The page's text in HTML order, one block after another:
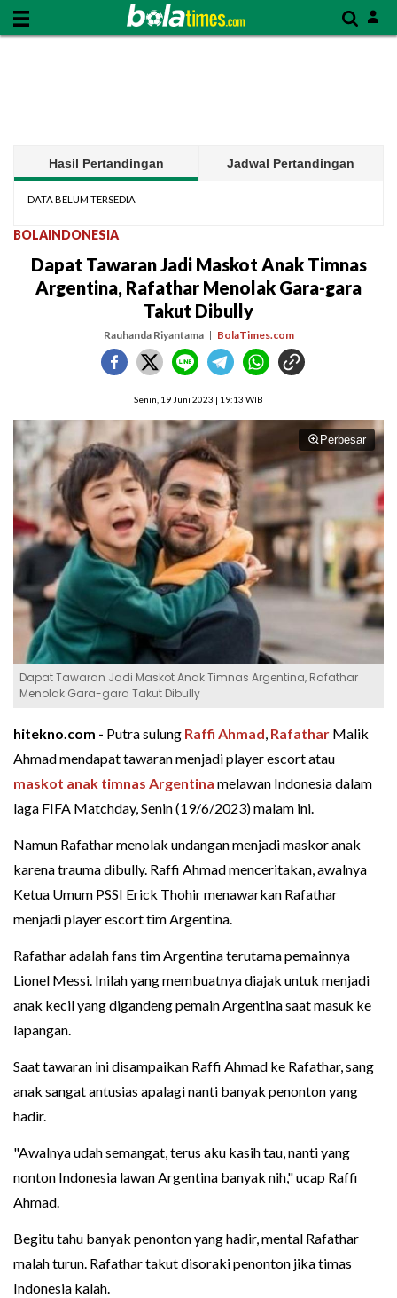
Hasil Pertandingan Jadwal Pertandingan
DATA BELUM TERSEDIA
BOLAINDONESIA
Dapat Tawaran Jadi Maskot Anak Timnas
Argentina, Rafathar Menolak Gara-gara
Takut Dibully
Rauhanda Riyantama BolaTimes.com
Senin, 19 Juni 2023 | 19:13 WIB
Perbesar
Dapat Tawaran Jadi Maskot Anak Timnas Argentina, Rafathar
Menolak Gara-gara Takut Dibully
hitekno.com - Putra sulung Raffi Ahmad, Rafathar Malik
Ahmad mendapat tawaran menjadi player escort atau
maskot anak timnas Argentina melawan Indonesia dalam
laga FIFA Matchday, Senin (19/6/2023) malam ini.
Namun Rafathar menolak undangan menjadi maskor anak
karena trauma dibully. Raffi Ahmad menceritakan, awalnya
Ketua Umum PSSI Erick Thohir menawarkan Rafathar
menjadi player escort tim Argentina.
Rafathar adalah fans tim Argentina terutama pemainnya
Lionel Messi. Inilah yang membuatnya diajak untuk menjadi
anak kecil yang digandeng pemain Argentina saat masuk ke
lapangan.
Saat tawaran ini disampaikan Raffi Ahmad ke Rafathar, sang
anak sangat antusias apalagi nanti banyak penonton yang
hadir.
"Awalnya udah semangat, terus aku kasih tau, nanti yang
nonton Indonesia lawan Argentina banyak nih," ucap Raffi
Ahmad.
Begitu tahu banyak penonton yang hadir, mental Rafathar
malah turun. Rafathar takut disoraki penonton jika timas
Indonesia kalah.